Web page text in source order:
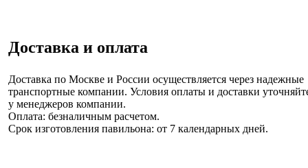
Доставка и оплата
Доставка по Москве и России осуществляется через надежные
транспортные компании. Условия оплаты и доставки
у менеджеров компании.
Оплата: безналичным расчетом.
Срок изготовления павильона: от 7 календарных дней.